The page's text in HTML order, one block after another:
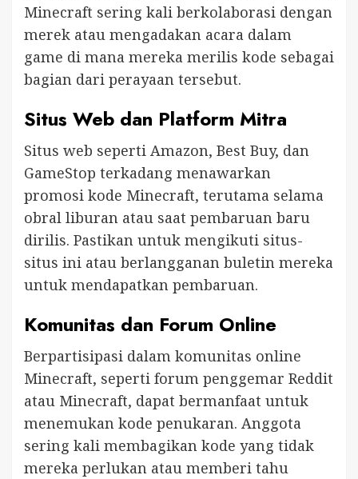
Minecraft sering kali berkolaborasi dengan
merek atau mengadakan acara dalam
game di mana mereka merilis kode sebagai
bagian dari perayaan tersebut.
Situs Web dan Platform Mitra
Situs web seperti Amazon, Best Buy, dan
GameStop terkadang menawarkan
promosi kode Minecraft, terutama selama
obral liburan atau saat pembaruan baru
dirilis. Pastikan untuk mengikuti situs-
situs ini atau berlangganan buletin mereka
untuk mendapatkan pembaruan.
Komunitas dan Forum Online
Berpartisipasi dalam komunitas online
Minecraft, seperti forum penggemar Reddit
atau Minecraft, dapat bermanfaat untuk
menemukan kode penukaran. Anggota
sering kali membagikan kode yang tidak
mereka perlukan atau memberi tahu